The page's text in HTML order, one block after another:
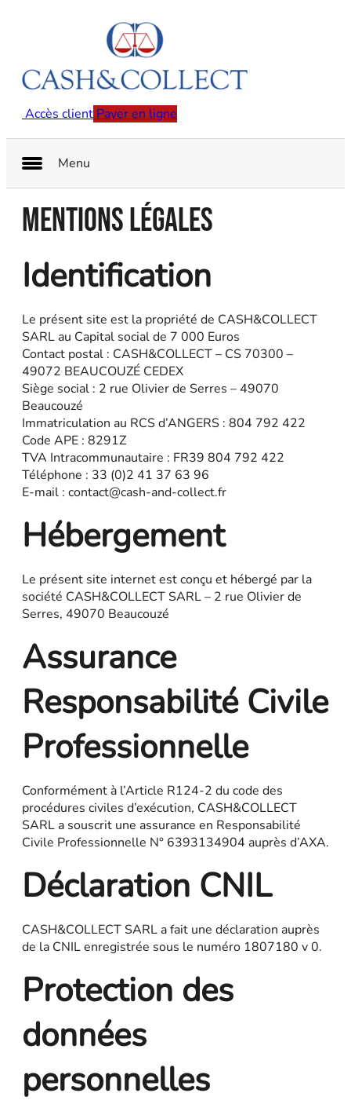
Accès client Payer en ligne
Menu
Mentions légales
Identification
Le présent site est la propriété de CASH&COLLECT
SARL au Capital social de 7 000 Euros
Contact postal : CASH&COLLECT – CS 70300 –
49072 BEAUCOUZÉ CEDEX
Siège social : 2 rue Olivier de Serres – 49070
Beaucouzé
Immatriculation au RCS d’ANGERS : 804 792 422
Code APE : 8291Z
TVA Intracommunautaire : FR39 804 792 422
Téléphone : 33 (0)2 41 37 63 96
E-mail : contact@cash-and-collect.fr
Hébergement
Le présent site internet est conçu et hébergé par la
société CASH&COLLECT SARL – 2 rue Olivier de
Serres, 49070 Beaucouzé
Assurance
Responsabilité Civile
Professionnelle
Conformément à l’Article R124-2 du code des
procédures civiles d’exécution, CASH&COLLECT
SARL a souscrit une assurance en Responsabilité
Civile Professionnelle N° 6393134904 auprès d’AXA.
Déclaration CNIL
CASH&COLLECT SARL a fait une déclaration auprès
de la CNIL enregistrée sous le numéro 1807180 v 0.
Protection des
données
personnelles